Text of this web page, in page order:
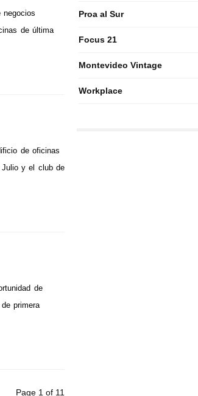
negocios
de última
de oficinas
Julio y el club de
de
primera
Page 1 of 11
Proa al Sur
Focus 21
Montevideo Vintage
Workplace